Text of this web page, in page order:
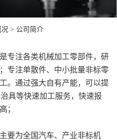
况 > 公司简介
专注各类机械加工零部件，研
专注单散件、中小批量非标零
。通过强大自有产能，可以提
具等快速加工服务，快速报
；
要为全国汽车、产业非标机